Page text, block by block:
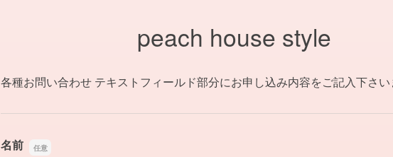
peach house style
各種お問い合わせ テキストフィールド部分にお申し込み内容をご記入下さ
名前